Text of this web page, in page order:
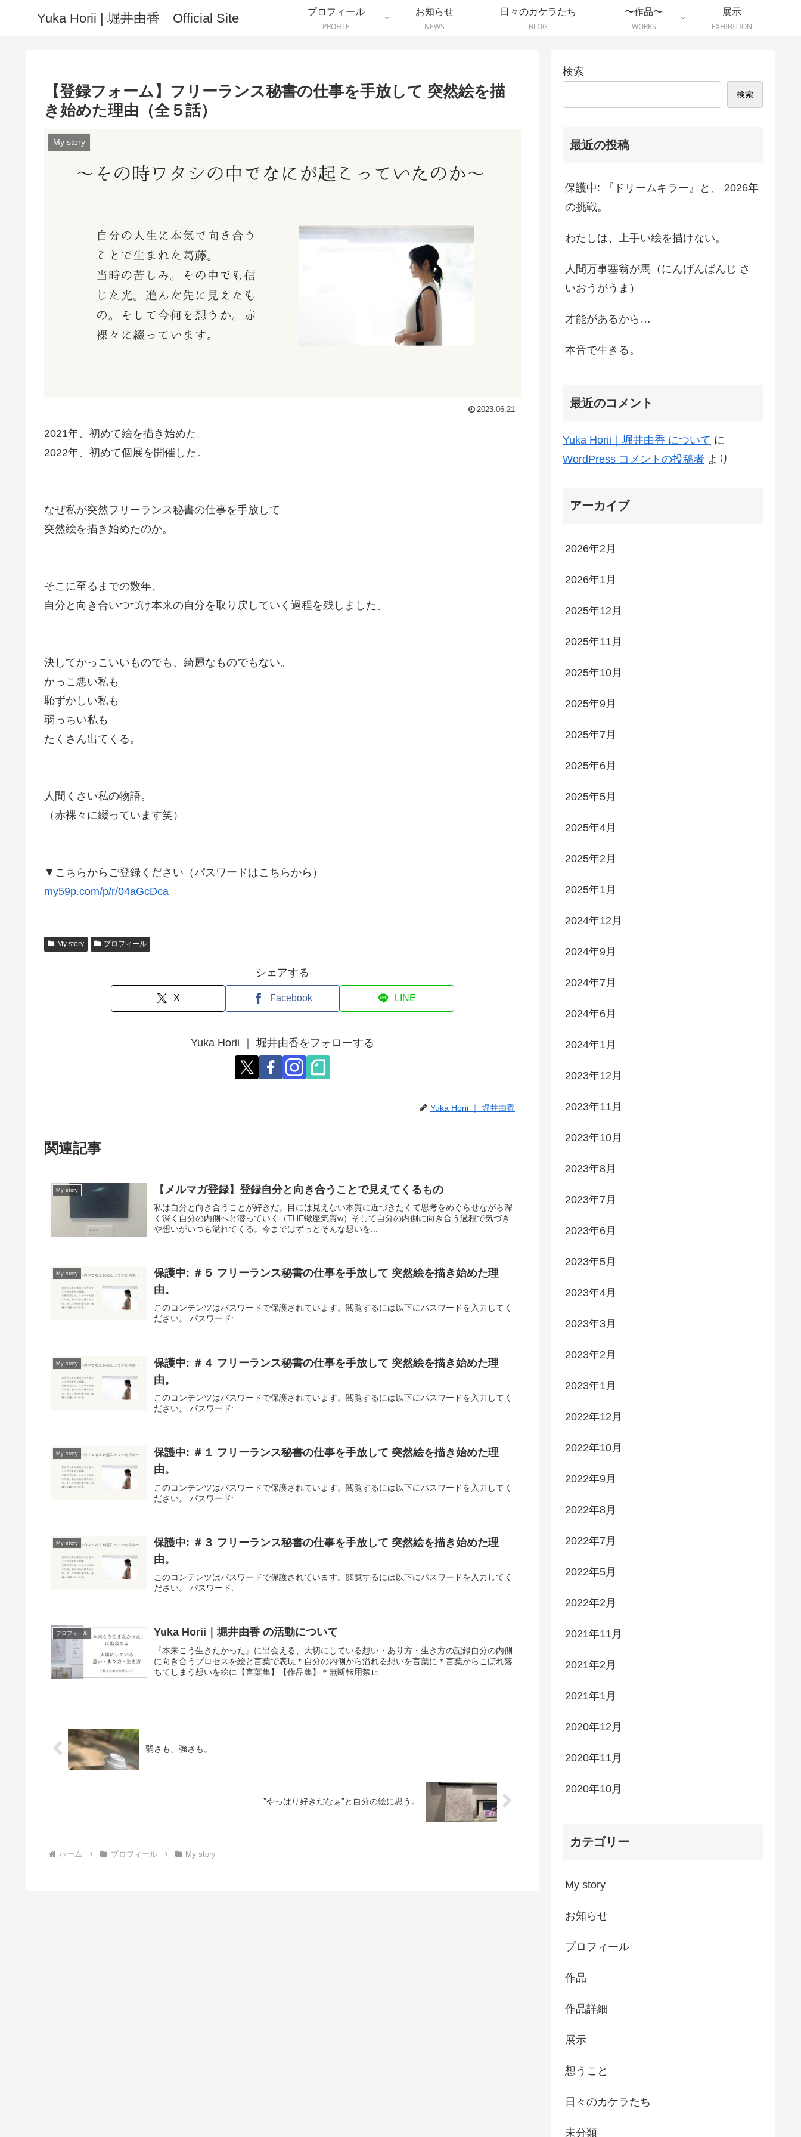
Yuka Horii | 堀井由香 Official Site
プロフィール
PROFILE
お知らせ
NEWS
日々のカケラたち
BLOG
〜作品〜
WORKS
展示
EXHIBITION
【登録フォーム】フリーランス秘書の仕事を手放して 突然絵を描
き始めた理由（全５話）
My story
2023.06.21
2021年、初めて絵を描き始めた。
2022年、初めて個展を開催した。
なぜ私が突然フリーランス秘書の仕事を手放して
突然絵を描き始めたのか。
そこに至るまでの数年、
自分と向き合いつづけ本来の自分を取り戻していく過程を残しました。
決してかっこいいものでも、綺麗なものでもない。
かっこ悪い私も
恥ずかしい私も
弱っちい私も
たくさん出てくる。
人間くさい私の物語。
（赤裸々に綴っています笑）
▼こちらからご登録ください（パスワードはこちらから）
my59p.com/p/r/04aGcDca
My story プロフィール
シェアする
X Facebook LINE
Yuka Horii ｜ 堀井由香をフォローする
Yuka Horii ｜ 堀井由香
関連記事
My story 【メルマガ登録】登録自分と向き合うことで見えてくるもの
私は自分と向き合うことが好きだ。⁡⁡目には見えない本質に近づきたくて思考をめぐらせながら深
く深く自分の内側へと潜っていく（THE蠍座気質w）⁡⁡そして自分の内側に向き合う過程で気づき
や想いがいつも溢れてくる。⁡⁡⁡今まではずっとそんな想いを...
My story
保護中: ＃５ フリーランス秘書の仕事を手放して 突然絵を描き始めた理
由。
このコンテンツはパスワードで保護されています。閲覧するには以下にパスワードを入力してく
ださい。 パスワード:
My story
保護中: ＃４ フリーランス秘書の仕事を手放して 突然絵を描き始めた理
由。
このコンテンツはパスワードで保護されています。閲覧するには以下にパスワードを入力してく
ださい。 パスワード:
My story
保護中: ＃１ フリーランス秘書の仕事を手放して 突然絵を描き始めた理
由。
このコンテンツはパスワードで保護されています。閲覧するには以下にパスワードを入力してく
ださい。 パスワード:
My story
保護中: ＃３ フリーランス秘書の仕事を手放して 突然絵を描き始めた理
由。
このコンテンツはパスワードで保護されています。閲覧するには以下にパスワードを入力してく
ださい。 パスワード:
プロフィール Yuka Horii｜堀井由香 の活動について
『本来こう生きたかった』に出会える、大切にしている想い・あり方・生き方の記録自分の内側
に向き合うプロセスを絵と言葉で表現＊自分の内側から溢れる想いを言葉に＊言葉からこぼれ落
ちてしまう想いを絵に【言葉集】【作品集】＊無断転用禁止
弱さも、強さも。
”やっぱり好きだなぁ”と自分の絵に思う。
ホーム プロフィール My story
検索
検索
最近の投稿
保護中: 『ドリームキラー』と、 2026年
の挑戦。
わたしは、上手い絵を描けない。
人間万事塞翁が馬（にんげんばんじ さ
いおうがうま）
才能があるから…
本音で生きる。
最近のコメント
Yuka Horii｜堀井由香 について に
WordPress コメントの投稿者 より
アーカイブ
2026年2月
2026年1月
2025年12月
2025年11月
2025年10月
2025年9月
2025年7月
2025年6月
2025年5月
2025年4月
2025年2月
2025年1月
2024年12月
2024年9月
2024年7月
2024年6月
2024年1月
2023年12月
2023年11月
2023年10月
2023年8月
2023年7月
2023年6月
2023年5月
2023年4月
2023年3月
2023年2月
2023年1月
2022年12月
2022年10月
2022年9月
2022年8月
2022年7月
2022年5月
2022年2月
2021年11月
2021年2月
2021年1月
2020年12月
2020年11月
2020年10月
カテゴリー
My story
お知らせ
プロフィール
作品
作品詳細
展示
想うこと
日々のカケラたち
未分類